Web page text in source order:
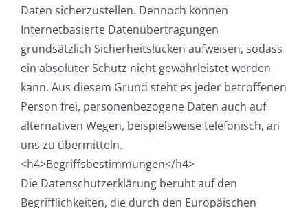
Daten sicherzustellen. Dennoch können
Internetbasierte Datenübertragungen
grundsätzlich Sicherheitslücken aufweisen, sodass
ein absoluter Schutz nicht gewährleistet werden
kann. Aus diesem Grund steht es jeder betroffenen
Person frei, personenbezogene Daten auch auf
alternativen Wegen, beispielsweise telefonisch, an
uns zu übermitteln.
<h4>Begriffsbestimmungen</h4>
Die Datenschutzerklärung beruht auf den
Begrifflichkeiten, die durch den Europäischen